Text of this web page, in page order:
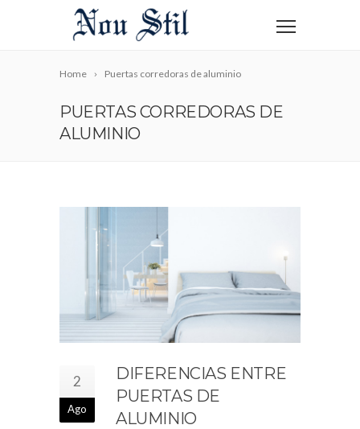
Home Puertas corredoras de aluminio
PUERTAS CORREDORAS DE
ALUMINIO
2
Ago
DIFERENCIAS ENTRE
PUERTAS DE
ALUMINIO